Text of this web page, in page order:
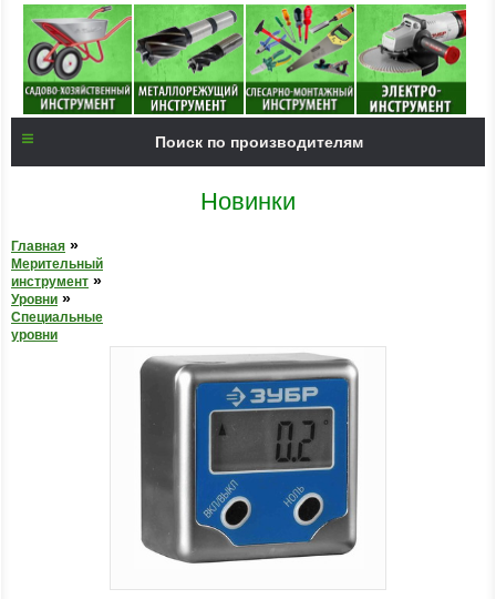
Поиск по производителям
Новинки
Главная »
Мерительный
инструмент »
Уровни »
Специальные
уровни